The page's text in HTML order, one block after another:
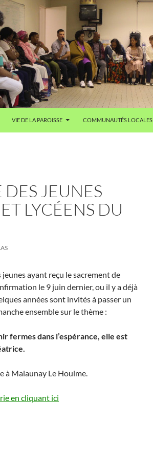
VIE DE LA PAROISSE COMMUNAUTÉS LOCALES
JEUNES
LYCÉENS DU
jeunes ayant reçu le sacrement de
le 9 juin dernier, ou il y a déjà
années sont invités à passer un
ensemble sur le thème :
fermes dans l’espérance, elle est
à Malaunay Le Houlme.
en cliquant ici